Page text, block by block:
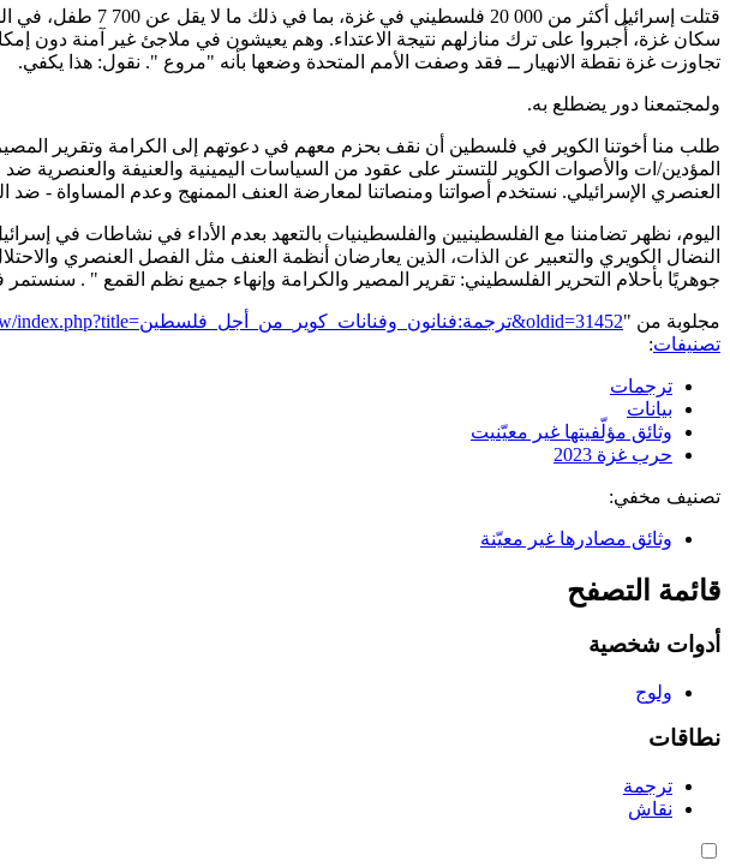
سكان غزة، أُجبروا على ترك منازلهم نتيجة الاعتداء. وهم يعيشون في ملاجئ غير آمنة دون
تجاوزت غزة نقطة الانهيار ــ فقد وصفت الأمم المتحدة وضعها بأنه "مروع ". نقول: هذا يكفي.
ولمجتمعنا دور يضطلع به.
طلب منا أخوتنا الكوير في فلسطين أن نقف بحزم معهم في دعوتهم إلى الكرامة وتقرير
المؤدين/ات والأصوات الكوير للتستر على عقود من السياسات اليمينية والعنيفة
العنصري الإسرائيلي. نستخدم أصواتنا ومنصاتنا لمعارضة العنف الممنهج وعدم المساواة -
اليوم، نظهر تضامننا مع الفلسطينيين والفلسطينيات بالتعهد بعدم الأداء في نشاطات في
النضال الكويري والتعبير عن الذات، الذين يعارضان أنظمة العنف مثل الفصل العنصري
جوهريًا بأحلام التحرير الفلسطيني: تقرير المصير والكرامة وإنهاء جميع نظم القمع " .
مجلوبة من "https://genderiyya.xyz/mw/index.php?title=ترجمة:فنانون_وفنانات_كوير_من_أجل_فلسطين&oldid=31452
تصنيفات:
ترجمات
بيانات
وثائق مؤلّفيتها غير معيّنيت
حرب غزة 2023
تصنيف مخفي:
وثائق مصادرها غير معيّنة
قائمة التصفح
أدوات شخصية
ولوج
نطاقات
ترجمة
نقاش